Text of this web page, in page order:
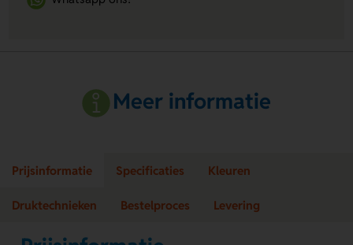
Meer informatie
Prijsinformatie Specificaties Kleuren
Druktechnieken Bestelproces Levering